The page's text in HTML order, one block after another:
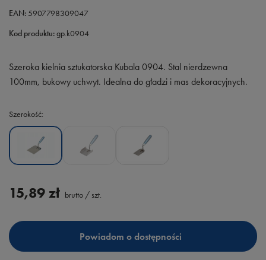
EAN:5907798309047
Kod produktu:gp.k0904
Szeroka kielnia sztukatorska Kubala 0904. Stal nierdzewna
100mm, bukowy uchwyt. Idealna do gładzi i mas dekoracyjnych.
Szerokość
15,89 zł brutto / szt.
Powiadom o dostępności